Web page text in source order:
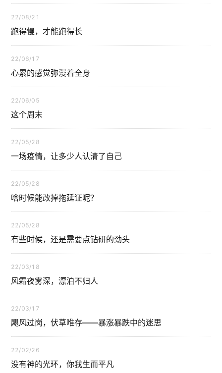
22/08/21
跑得慢，才能跑得长
22/06/17
心累的感觉弥漫着全身
22/06/05
这个周末
22/05/28
一场疫情，让多少人认清了自己
22/05/28
啥时候能改掉拖延证呢？
22/05/28
有些时候，还是需要点钻研的劲头
22/03/18
风霜夜雾深，漂泊不归人
22/03/17
飓风过岗，伏草唯存——暴涨暴跌中的迷思
22/02/26
没有神的光环，你我生而平凡